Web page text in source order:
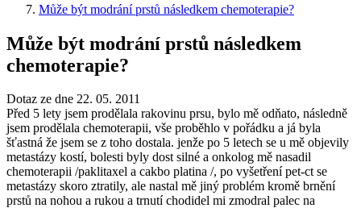
Může být modrání prstů následkem chemoterapie?
Může být modrání prstů následkem
chemoterapie?
Dotaz ze dne 22. 05. 2011
Před 5 lety jsem prodělala rakovinu prsu, bylo mě odňato, následně
jsem prodělala chemoterapii, vše proběhlo v pořádku a já byla
šťastná že jsem se z toho dostala. jenže po 5 letech se u mě objevily
metastázy kostí, bolesti byly dost silné a onkolog mě nasadil
chemoterapii /paklitaxel a cakbo platina /, po vyšetření pet-ct se
metastázy skoro ztratily, ale nastal mě jiný problém kromě brnění
prstů na nohou a rukou a trnutí chodidel mi zmodral palec na